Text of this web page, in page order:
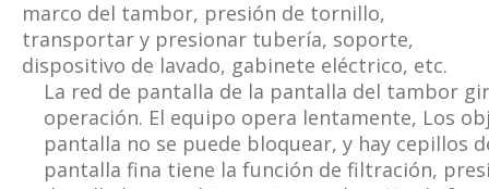
marco del tambor, presión de tornillo,
transportar y presionar tubería, soporte,
dispositivo de lavado, gabinete eléctrico, etc.
La red de pantalla de la pantalla del tambor
operación. El equipo opera lentamente, Los
pantalla no se puede bloquear, y hay cepillos
pantalla fina tiene la función de filtración,